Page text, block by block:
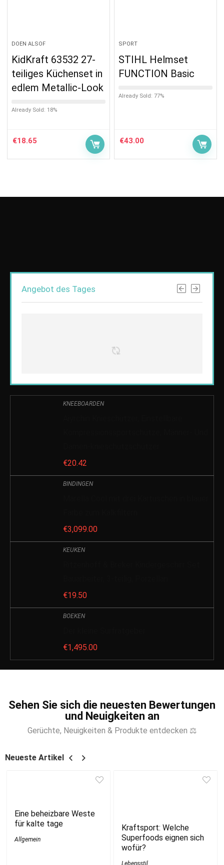
DOEN ALSOF
KidKraft 63532 27-
teiliges Küchenset in
edlem Metallic-Look
Already Sold: 18%
€18.65
SPORT
STIHL Helmset
FUNCTION Basic
Already Sold: 77%
€43.00
Angebot des Tages
KNEEBOARDEN
€20.42
BINDINGEN
€3,099.00
KEUKEN
€19.50
BOEKEN
€1,495.00
Sehen Sie sich die neuesten Bewertungen
und Neuigkeiten an
Gerüchte, Neuigkeiten & Produkte entdecken ⚖
Neueste Artikel
Eine beheizbare Weste
für kalte tage
Allgemein
Kraftsport: Welche
Superfoods eignen sich
wofür?
Lebensstil